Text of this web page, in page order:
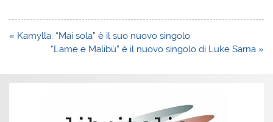
Navigazione
« Kamylla: “Mai sola” è il suo nuovo singolo
“Lame e Malibù” è il nuovo singolo di Luke Sarna »